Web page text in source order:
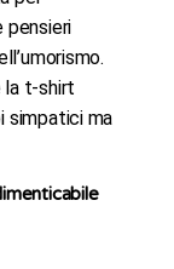
pensieri
t-shirt
simpatici ma